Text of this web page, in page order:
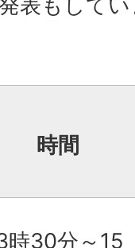
時間
時30分～15